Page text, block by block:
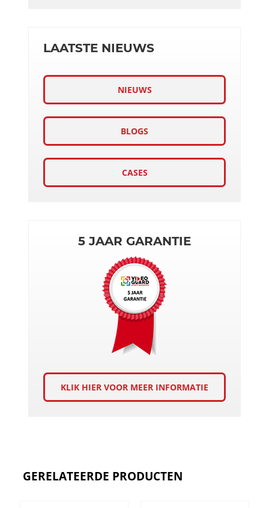
LAATSTE NIEUWS
NIEUWS
BLOGS
CASES
5 JAAR GARANTIE
KLIK HIER VOOR MEER INFORMATIE
GERELATEERDE PRODUCTEN